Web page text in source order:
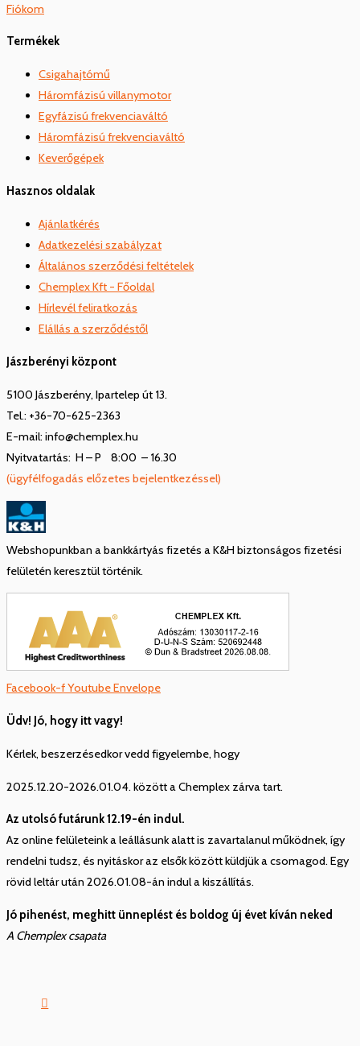
Fiókom
Termékek
Csigahajtómű
Háromfázisú villanymotor
Egyfázisú frekvenciaváltó
Háromfázisú frekvenciaváltó
Keverőgépek
Hasznos oldalak
Ajánlatkérés
Adatkezelési szabályzat
Általános szerződési feltételek
Chemplex Kft - Főoldal
Hírlevél feliratkozás
Elállás a szerződéstől
Jászberényi központ
5100 Jászberény, Ipartelep út 13.
Tel.: +36-70-625-2363
E-mail: info@chemplex.hu
Nyitvatartás: H – P 8:00 – 16.30
(ügyfélfogadás előzetes bejelentkezéssel)
Webshopunkban a bankkártyás fizetés a K&H biztonságos fizetési
felületén keresztül történik.
Facebook-fYoutubeEnvelope
Üdv! Jó, hogy itt vagy!
Kérlek, beszerzésedkor vedd figyelembe, hogy
2025.12.20-2026.01.04. között a Chemplex zárva tart.
Az utolsó futárunk 12.19-én indul.
Az online felületeink a leállásunk alatt is zavartalanul működnek, így
rendelni tudsz, és nyitáskor az elsők között küldjük a csomagod. Egy
rövid leltár után 2026.01.08-án indul a kiszállítás.
Jó pihenést, meghitt ünneplést és boldog új évet kíván neked
A Chemplex csapata